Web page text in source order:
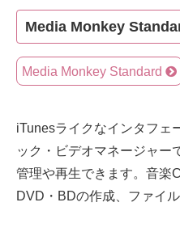
Media Monkey
Media Monkey Standard
iTunesライクなインタフェ
ック・ビデオマネージャー
管理や再生できます。音楽
DVD・BDの作成、ファイ